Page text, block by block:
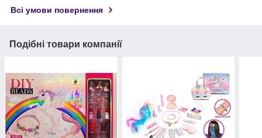
Всі умови повернення
Подібні товари компанії